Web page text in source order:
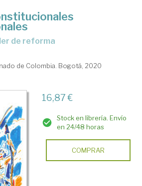
de reforma
de Colombia. Bogotá, 2020
16,87 €
Stock en librería. Envío
en 24/48 horas
COMPRAR